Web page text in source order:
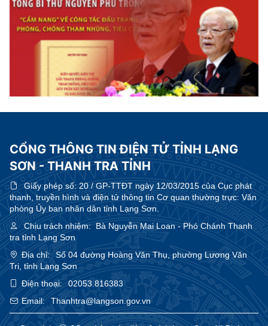
CỔNG THÔNG TIN ĐIỆN TỬ TỈNH LẠNG
SƠN - THANH TRA TỈNH
Giấy phép số:20 / GP-TTĐT ngày 12/03/2015 của Cục phát
thanh, truyền hình và điện tử thông tin Cơ quan thường trực: Văn
phòng Ủy ban nhân dân tỉnh Lạng Sơn.
Chịu trách nhiệm:Bà Nguyễn Mai Loan - Phó Chánh Thanh
tra tỉnh Lạng Sơn
Địa chỉ:
Số 04 đường Hoàng Văn Thụ, phường Lương Văn
Tri, tỉnh Lạng Sơn
Điện thoại:
02053.816383
Email:
Thanhtra@langson.gov.vn